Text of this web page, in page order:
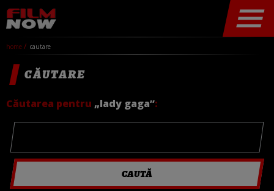
home cautare
CĂUTARE
Căutarea pentru „lady gaga”: